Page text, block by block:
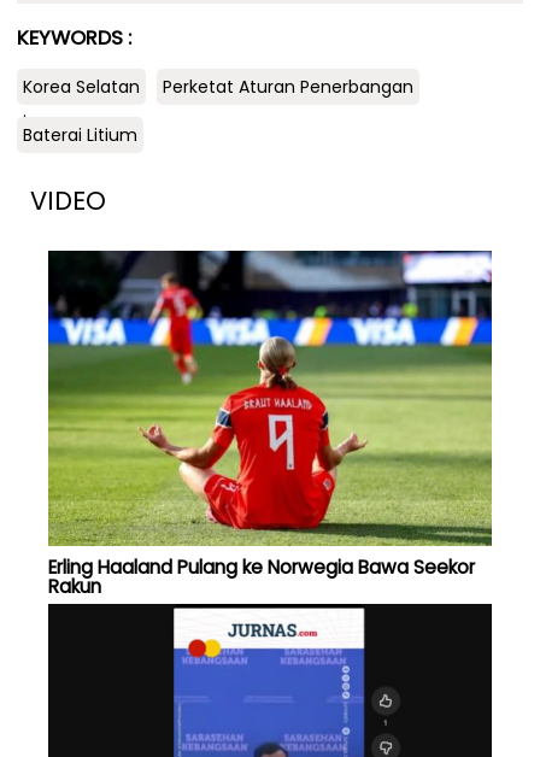
KEYWORDS :
Korea Selatan
Perketat Aturan Penerbangan
.
Baterai Litium
VIDEO
Erling Haaland Pulang ke Norwegia Bawa Seekor
Rakun